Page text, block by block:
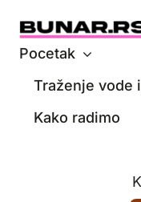
content
Pocetak
Traženje vode
Kako radimo